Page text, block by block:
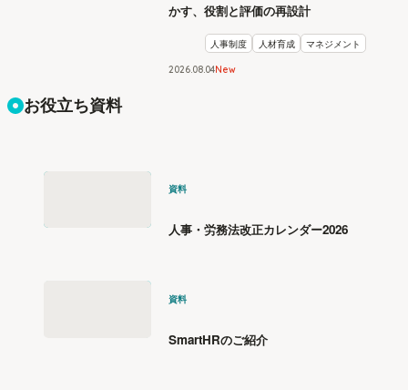
かす、役割と評価の再設計
人事制度 人材育成 マネジメント
2026.08 04New
お役立ち資料
資料
人事・労務法改正カレンダー2026
資料
SmartHRのご紹介